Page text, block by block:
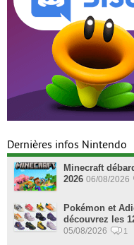
Dernières infos Nintendo
Minecraft
2026 06/08/2026
Pokémon et
découvrez les
05/08/2026 1